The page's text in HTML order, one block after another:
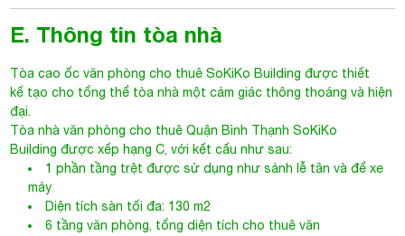
E. Thông tin tòa nhà
Tòa cao ốc văn phòng cho thuêSoKiKo Building được thiết
kế tạo cho tổng thể tòa nhà một cảm giác thông thoáng và hiện
đại.
Tòa nhà văn phòng cho thuê Quận Bình Thạnh SoKiKo
Building được xếp hạng C, với kết cấu như sau:
1 phần tầng trệt được sử dụng như sảnh lễ tân và để xe
máy
Diện tích sàn tối đa: 130 m2
6 tầng văn phòng, tổng diện tích cho thuê văn